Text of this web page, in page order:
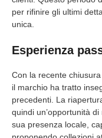
per rifinire gli ultimi
unica.
Esperienza
Con la recente
il marchio ha tratto
precedenti. La
quindi un’opportunità
sua presenza locale,